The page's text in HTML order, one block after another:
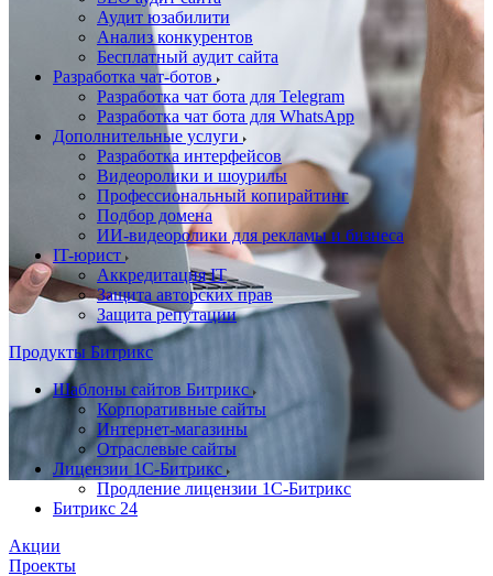
Аудит юзабилити
Анализ конкурентов
Бесплатный аудит сайта
Разработка чат-ботов
Разработка чат бота для Telegram
Разработка чат бота для WhatsApp
Дополнительные услуги
Разработка интерфейсов
Видеоролики и шоурилы
Профессиональный копирайтинг
Подбор домена
ИИ-видеоролики для рекламы и бизнеса
IT-юрист
Аккредитация IT
Защита авторских прав
Защита репутации
Продукты Битрикс
Шаблоны сайтов Битрикс
Корпоративные сайты
Интернет-магазины
Отраслевые сайты
Лицензии 1С-Битрикс
Продление лицензии 1С-Битрикс
Битрикс 24
Акции
Проекты